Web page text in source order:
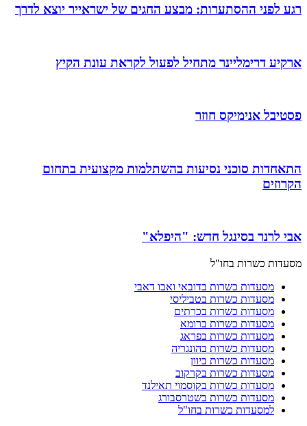
רגע לפני ההסתערות: מבצע החגים של ישראייר יוצא לדרך
ארקיע דרימליינר מתחיל לפעול לקראת עונת הקיץ
פסטיבל אנימיקס חוזר
התאחדות סוכני נסיעות בהשתלמות מקצועית בתחום
הקרוזים
אבי לרנר בסינגל חדש: "היפלא"
מסעדות כשרות בחו"ל
מסעדות כשרות בדובאי ואבו דאבי
מסעדות כשרות בטביליסי
מסעדות כשרות בכרתים
מסעדות כשרות ברומא
מסעדות כשרות בפראג
מסעדות כשרות בהונגריה
מסעדות כשרות ביוון
מסעדות כשרות בקרקוב
מסעדות כשרות בקוסמוי תאילנד
מסעדות כשרות בשטרסבורג
למסעדות כשרות בחו"ל